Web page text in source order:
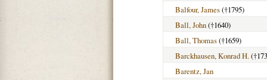
Balfour, James(†1795)
Ball, John(†1640)
Ball, Thomas(†1659)
Barckhausen, Konrad H.
Barentz, Jan